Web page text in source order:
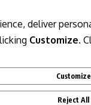
deliver
Customize.
Customize
Reject All